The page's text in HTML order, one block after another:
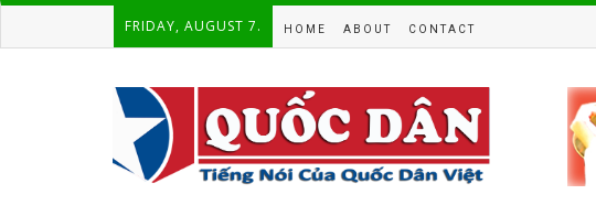
FRIDAY, AUGUST 7. HOME ABOUT CONTACT